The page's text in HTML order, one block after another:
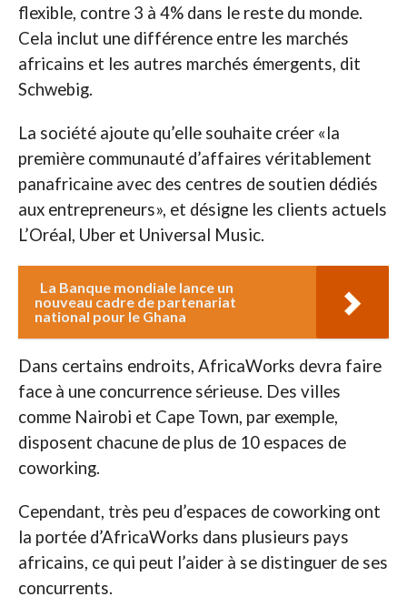
flexible, contre 3 à 4% dans le reste du monde.
Cela inclut une différence entre les marchés
africains et les autres marchés émergents, dit
Schwebig.
La société ajoute qu’elle souhaite créer «la
première communauté d’affaires véritablement
panafricaine avec des centres de soutien dédiés
aux entrepreneurs», et désigne les clients actuels
L’Oréal, Uber et Universal Music.
La Banque mondiale lance un
nouveau cadre de partenariat
national pour le Ghana
Dans certains endroits, AfricaWorks devra faire
face à une concurrence sérieuse. Des villes
comme Nairobi et Cape Town, par exemple,
disposent chacune de plus de 10 espaces de
coworking.
Cependant, très peu d’espaces de coworking ont
la portée d’AfricaWorks dans plusieurs pays
africains, ce qui peut l’aider à se distinguer de ses
concurrents.